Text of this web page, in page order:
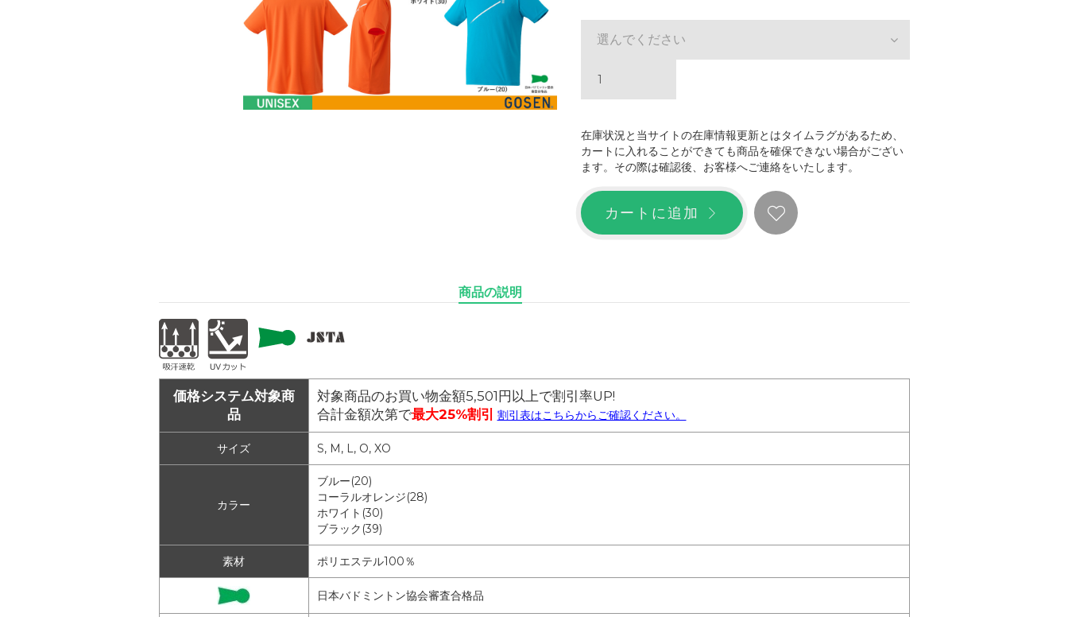
選んでください
在庫状況と当サイトの在庫情報更新とはタイムラグがあるため、
カートに入れることができても商品を確保できない場合がござい
ます。その際は確認後、お客様へご連絡をいたします。
カートに追加
商品の説明
価格システム対象商
品
対象商品のお買い物金額5,501円以上で割引率UP!
合計金額次第で最大25%割引 割引表はこちらからご確認ください。
サイズ S, M, L, O, XO
カラー
ブルー(20)
コーラルオレンジ(28)
ホワイト(30)
ブラック(39)
素材 ポリエステル100％
日本バドミントン協会審査合格品